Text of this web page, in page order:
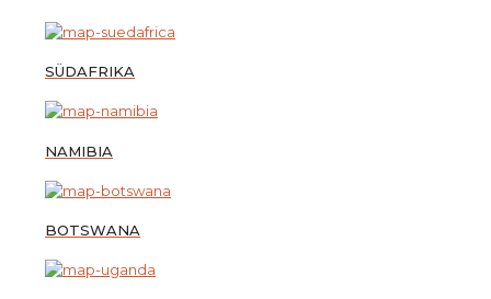
SÜDAFRIKA
NAMIBIA
BOTSWANA